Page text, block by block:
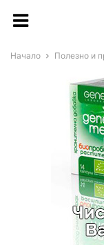
Начало Полезно и